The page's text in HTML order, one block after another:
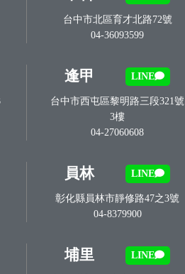
台中市北區育才北路72號
04-36093599
逢甲 LINE
台中市西屯區黎明路三段321號
3樓
04-27060608
員林 LINE
彰化縣員林市靜修路47之3號
04-8379900
埔里 LINE